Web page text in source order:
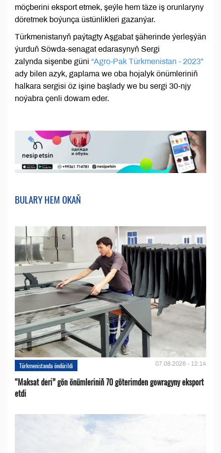
möçberini eksport etmek, şeýle hem täze iş orunlaryny
döretmek boýunça üstünlikleri gazanýar.
Türkmenistanyň paýtagty Aşgabat şäherinde ýerleşýän
ýurduň Söwda-senagat edarasynyň Sergi
zalynda sişenbe güni “Agro-Pak Türkmenistan - 2023”
ady bilen azyk, gaplama we oba hojalyk önümleriniň
halkara sergisi öz işine başlady we bu sergi 30-njy
noýabra çenli dowam eder.
BULARY HEM OKAŇ
Türkmenistanda öndürildi 07.08.2026 - 12:14
“Maksat deri” gön önümleriniň 70 göterimden gowragyny eksport
etdi